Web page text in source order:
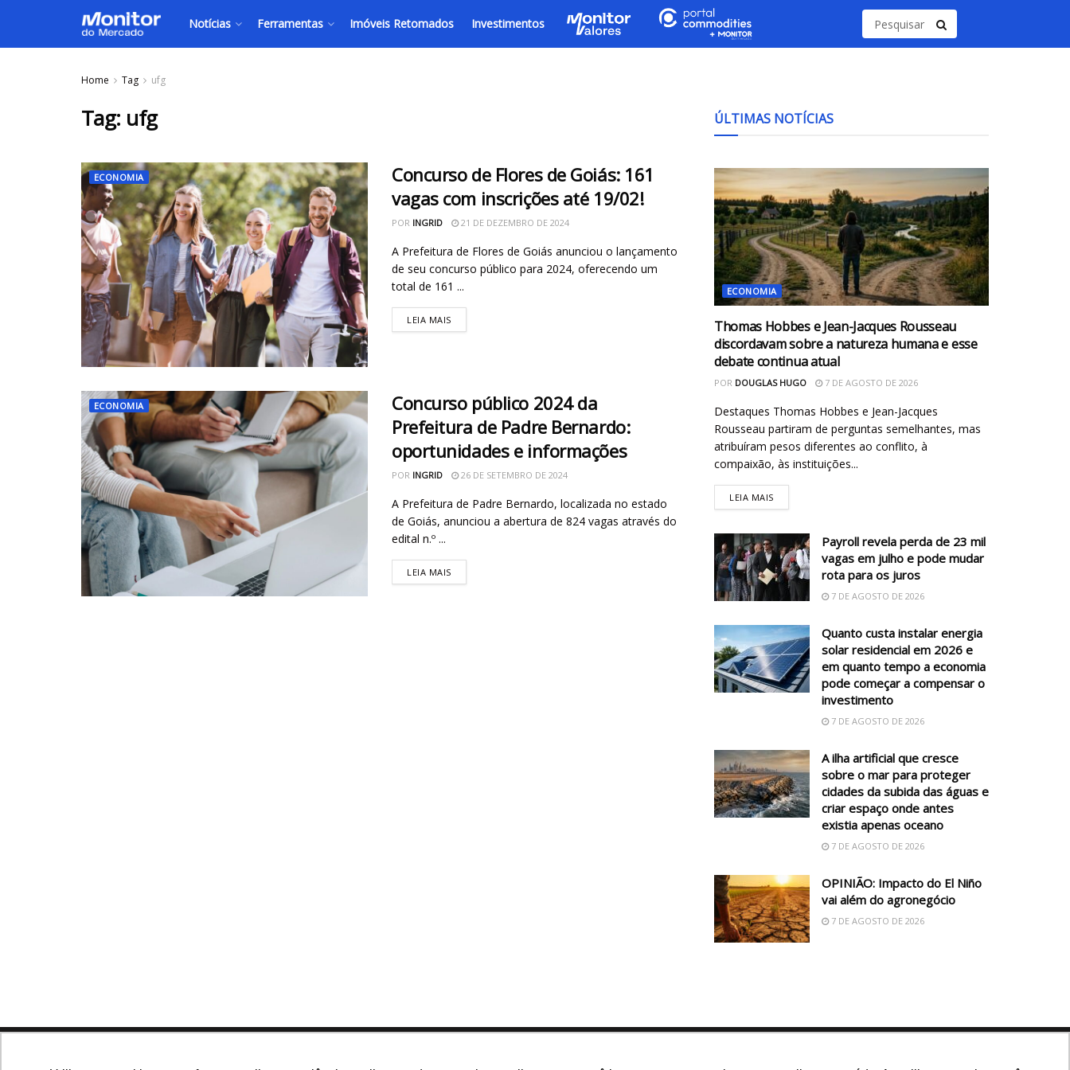
Notícias Ferramentas Imóveis Retomados Investimentos
Home Tag ufg
Tag: ufg
ECONOMIA
Concurso de Flores de Goiás: 161
vagas com inscrições até 19/02!
POR INGRID 21 DE DEZEMBRO DE 2024
A Prefeitura de Flores de Goiás anunciou o lançamento
de seu concurso público para 2024, oferecendo um
total de 161 ...
LEIA MAIS
ECONOMIA
Concurso público 2024 da
Prefeitura de Padre Bernardo:
oportunidades e informações
POR INGRID 26 DE SETEMBRO DE 2024
A Prefeitura de Padre Bernardo, localizada no estado
de Goiás, anunciou a abertura de 824 vagas através do
edital n.º ...
LEIA MAIS
ÚLTIMAS NOTÍCIAS
ECONOMIA
Thomas Hobbes e Jean-Jacques Rousseau
discordavam sobre a natureza humana e esse
debate continua atual
POR DOUGLAS HUGO 7 DE AGOSTO DE 2026
Destaques Thomas Hobbes e Jean-Jacques
Rousseau partiram de perguntas semelhantes, mas
atribuíram pesos diferentes ao conflito, à
compaixão, às instituições...
LEIA MAIS
Payroll revela perda de 23 mil
vagas em julho e pode mudar
rota para os juros
7 DE AGOSTO DE 2026
Quanto custa instalar energia
solar residencial em 2026 e
em quanto tempo a economia
pode começar a compensar o
investimento
7 DE AGOSTO DE 2026
A ilha artificial que cresce
sobre o mar para proteger
cidades da subida das águas e
criar espaço onde antes
existia apenas oceano
7 DE AGOSTO DE 2026
OPINIÃO: Impacto do El Niño
vai além do agronegócio
7 DE AGOSTO DE 2026
Navegue no site Siga nossas redes